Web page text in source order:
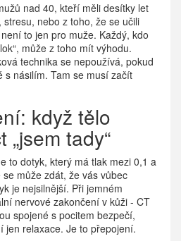
nad 40, kteří měli desítky let
nebo z toho, že se učili
to jen pro muže. Každý, kdo
může z toho mít výhodu.
technika se nepoužívá, pokud
s násilím. Tam se musí začít
když tělo
tady“
to dotyk, který má tlak mezi 0,1 a
může zdát, že vás vůbec
je nejsilnější. Při jemném
nervové zakončení v kůži - CT
spojené s pocitem bezpečí,
jen relaxace. Je to přepojení.